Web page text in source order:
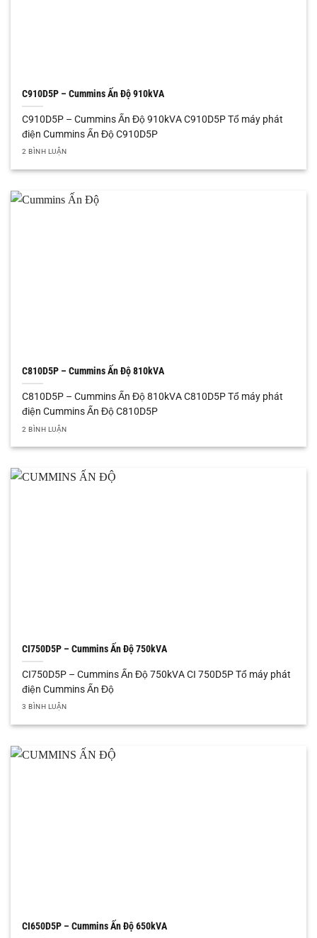
C910D5P – Cummins Ấn Độ 910kVA
C910D5P – Cummins Ấn Độ 910kVA C910D5P Tổ máy phát
điện Cummins Ấn Độ C910D5P
2 BÌNH LUẬN
C810D5P – Cummins Ấn Độ 810kVA
C810D5P – Cummins Ấn Độ 810kVA C810D5P Tổ máy phát
điện Cummins Ấn Độ C810D5P
2 BÌNH LUẬN
CI750D5P – Cummins Ấn Độ 750kVA
CI750D5P – Cummins Ấn Độ 750kVA CI 750D5P Tổ máy phát
điện Cummins Ấn Độ
3 BÌNH LUẬN
CI650D5P – Cummins Ấn Độ 650kVA